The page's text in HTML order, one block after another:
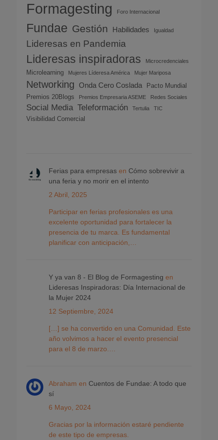
Formagesting Foro Internacional
Fundae Gestión Habilidades Igualdad
Lideresas en Pandemia
Lideresas inspiradoras Microcredenciales
Microlearning Mujeres Líderesa América Mujer Mariposa
Networking Onda Cero Coslada
Pacto Mundial
Premios 20Blogs
Premios Empresaria ASEME Redes Sociales
Social Media Teleformación Tertulia TIC
Visibilidad Comercial
Ferias para empresasen Cómo sobrevivir a
una feria y no morir en el intento
2 Abril, 2025
Participar en ferias profesionales es una
excelente oportunidad para fortalecer la
presencia de tu marca. Es fundamental
planificar con anticipación,…
Y ya van 8 - El Blog de Formagesting en
Lideresas Inspiradoras: Día Internacional de
la Mujer 2024
12 Septiembre, 2024
[…] se ha convertido en una Comunidad. Este
año volvimos a hacer el evento presencial
para el 8 de marzo.…
Abraham en Cuentos de Fundae: A todo que
sí
6 Mayo, 2024
Gracias por la información estaré pendiente
de este tipo de empresas.